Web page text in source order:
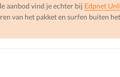
aanbod vind je echter bij Edpnet
van het pakket en surfen buiten